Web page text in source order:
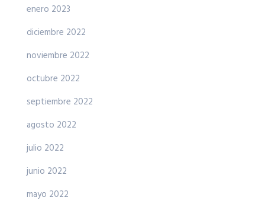
enero 2023
diciembre 2022
noviembre 2022
octubre 2022
septiembre 2022
agosto 2022
julio 2022
junio 2022
mayo 2022